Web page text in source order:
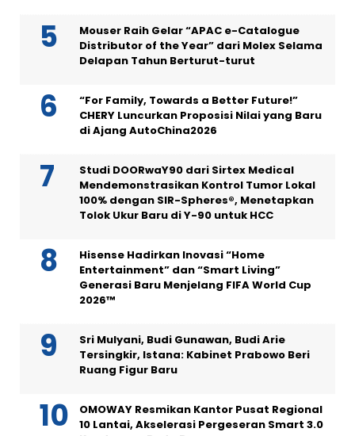
Mouser Raih Gelar “APAC e-Catalogue
Distributor of the Year” dari Molex Selama
Delapan Tahun Berturut-turut
“For Family, Towards a Better Future!”
CHERY Luncurkan Proposisi Nilai yang Baru
di Ajang AutoChina2026
Studi DOORwaY90 dari Sirtex Medical
Mendemonstrasikan Kontrol Tumor Lokal
100% dengan SIR-Spheres®, Menetapkan
Tolok Ukur Baru di Y-90 untuk HCC
Hisense Hadirkan Inovasi “Home
Entertainment” dan “Smart Living”
Generasi Baru Menjelang FIFA World Cup
2026™
Sri Mulyani, Budi Gunawan, Budi Arie
Tersingkir, Istana: Kabinet Prabowo Beri
Ruang Figur Baru
OMOWAY Resmikan Kantor Pusat Regional
10 Lantai, Akselerasi Pergeseran Smart 3.0